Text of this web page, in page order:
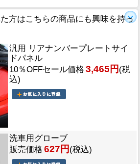
方はこちらの商品にも興味を持っ
汎用 リアナンバープレートサイ
ドパネル
10％OFFセール価格 3,465円 (税
込)
洗車用グローブ
販売価格 627円 (税込)